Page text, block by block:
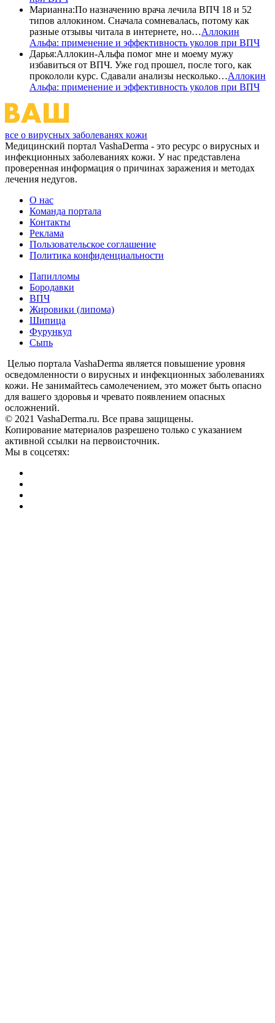
Марианна:По назначению врача лечила ВПЧ 18 и 52
типов аллокином. Сначала сомневалась, потому как
разные отзывы читала в интернете, но…Аллокин
Альфа: применение и эффективность уколов при ВПЧ
Дарья:Аллокин-Альфа помог мне и моему мужу
избавиться от ВПЧ. Уже год прошел, после того, как
прокололи курс. Сдавали анализы несколько…Аллокин
Альфа: применение и эффективность уколов при ВПЧ
все о вирусных заболеванях кожи
Медицинский портал VashaDerma - это ресурс о вирусных и
инфекционных заболеваниях кожи. У нас представлена
проверенная информация о причинах заражения и методах
лечения недугов.
О нас
Команда портала
Контакты
Реклама
Пользовательское соглашение
Политика конфиденциальности
Папилломы
Бородавки
ВПЧ
Жировики (липома)
Шипица
Фурункул
Сыпь
Целью портала VashaDerma является повышение уровня
осведомленности о вирусных и инфекционных заболеваниях
кожи. Не занимайтесь самолечением, это может быть опасно
для вашего здоровья и чревато появлением опасных
осложнений.
© 2021 VashaDerma.ru. Все права защищены.
Копирование материалов разрешено только с указанием
активной ссылки на первоисточник.
Мы в соцсетях: